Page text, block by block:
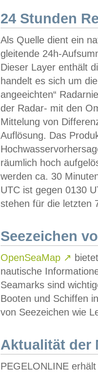
24 Stunden
Als Quelle dient ein
gleitende 24h-
Dieser Layer enthält
handelt es sich um
angeeichten“
der Radar- mit den
Mittelung von
Auflösung. Das
räumlich hoch
werden ca. 30
UTC ist gegen 0130
stehen für die letzten
Seezeichen
OpenSeaMap ↗
nautische
Seamarks sind
Booten und Schiffen
von Seezeichen wie
Aktualität der
PEGELONLINE